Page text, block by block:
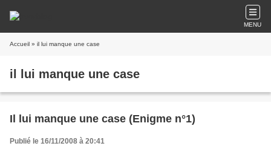
MENU
Accueil » il lui manque une case
il lui manque une case
Il lui manque une case (Enigme n°1)
Publié le 16/11/2008 à 20:41